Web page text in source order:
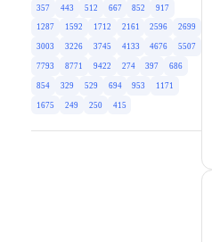
357 443 512 667 852 917
1287 1592 1712 2161 2596 2699
3003 3226 3745 4133 4676 5507
7793 8771 9422 274 397 686
854 329 529 694 953 1171
1675 249 250 415